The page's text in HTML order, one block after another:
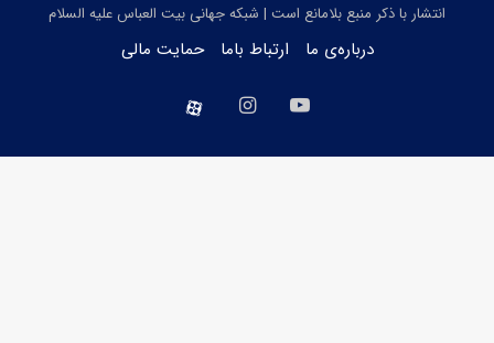
انتشار با ذکر منبع بلامانع است | شبکه جهانی بیت العباس علیه السلام
درباره‌ی ما ارتباط باما حمایت مالی
یوتیوب اینستاگرام